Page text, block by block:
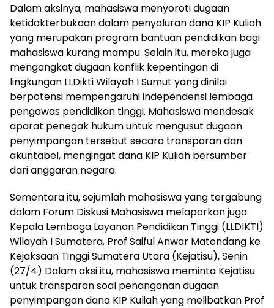
Dalam aksinya, mahasiswa menyoroti dugaan
ketidakterbukaan dalam penyaluran dana KIP Kuliah
yang merupakan program bantuan pendidikan bagi
mahasiswa kurang mampu. Selain itu, mereka juga
mengangkat dugaan konflik kepentingan di
lingkungan LLDikti Wilayah I Sumut yang dinilai
berpotensi mempengaruhi independensi lembaga
pengawas pendidikan tinggi. Mahasiswa mendesak
aparat penegak hukum untuk mengusut dugaan
penyimpangan tersebut secara transparan dan
akuntabel, mengingat dana KIP Kuliah bersumber
dari anggaran negara.
Sementara itu, sejumlah mahasiswa yang tergabung
dalam Forum Diskusi Mahasiswa melaporkan juga
Kepala Lembaga Layanan Pendidikan Tinggi (LLDIKTI)
Wilayah I Sumatera, Prof Saiful Anwar Matondang ke
Kejaksaan Tinggi Sumatera Utara (Kejatisu), Senin
(27/4) Dalam aksi itu, mahasiswa meminta Kejatisu
untuk transparan soal penanganan dugaan
penyimpangan dana KIP Kuliah yang melibatkan Prof